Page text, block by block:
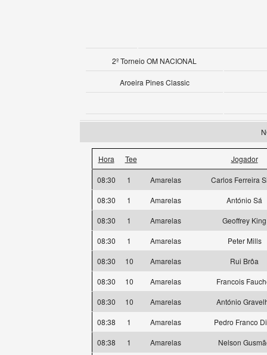
2º Torneio OM NACIONAL
Aroeira Pines Classic
Hora Tee Jogador
08:30 1 Amarelas
Carlos Ferreira
08:30
1 Amarelas
António Sá
08:30
1 Amarelas
Geoffrey King
08:30
1 Amarelas
Peter Mills
08:30
10 Amarelas
Rui Brôa
08:30
10 Amarelas
Francois
08:30
10 Amarelas
António
08:38
1 Amarelas
Pedro Franco
08:38
1 Amarelas
Nelson